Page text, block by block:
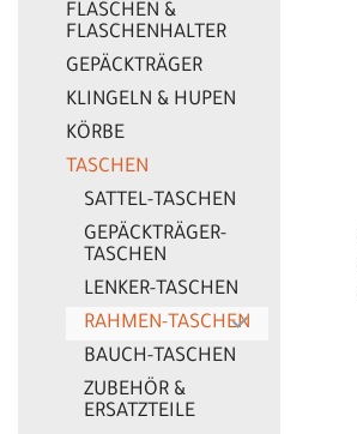
FLASCHEN &
FLASCHENHALTER
GEPÄCKTRÄGER
KLINGELN & HUPEN
KÖRBE
TASCHEN
SATTEL-TASCHEN
GEPÄCKTRÄGER-
TASCHEN
LENKER-TASCHEN
RAHMEN-TASCHEN
BAUCH-TASCHEN
ZUBEHÖR &
ERSATZTEILE